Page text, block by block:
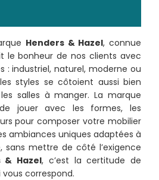
Henders & Hazel, connue
le bonheur de nos clients avec
: industriel, naturel, moderne ou
styles se côtoient aussi bien
salles à manger. La marque
jouer avec les formes, les
pour composer votre mobilier
ambiances uniques adaptées à
sans mettre de côté l’exigence
& Hazel, c’est la certitude de
correspond.